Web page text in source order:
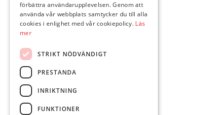
förbättra användarupplevelsen. Genom att
använda vår webbplats samtycker du till alla
cookies i enlighet med vår cookiepolicy. Läs
mer
STRIKT NÖDVÄNDIGT
PRESTANDA
INRIKTNING
FUNKTIONER